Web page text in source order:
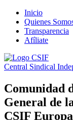
Inicio
Quienes
Transparencia
Afíliate
Central Sindical
Comunidad
General de
CSIF Europa